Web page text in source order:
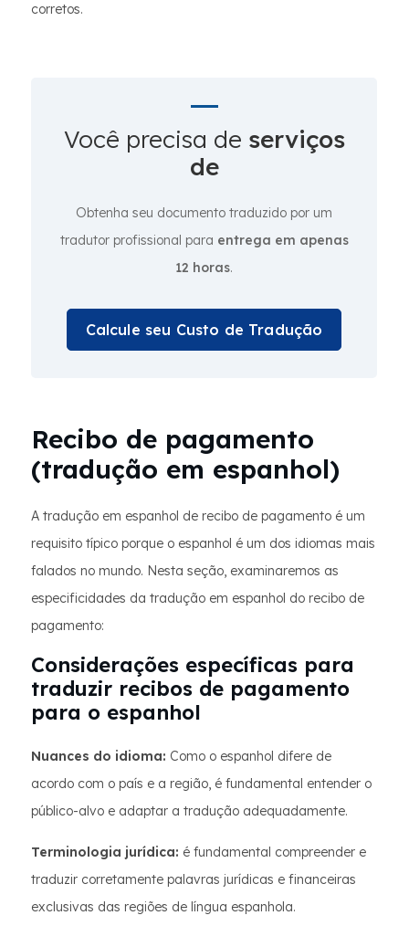
corretos.
Você precisa de serviços
de
Obtenha seu documento traduzido por um
tradutor profissional para entrega em apenas
12 horas.
Calcule seu Custo de Tradução
Recibo de pagamento
(tradução em espanhol)
A tradução em espanhol de recibo de pagamento é um
requisito típico porque o espanhol é um dos idiomas mais
falados no mundo. Nesta seção, examinaremos as
especificidades da tradução em espanhol do recibo de
pagamento:
Considerações específicas para
traduzir recibos de pagamento
para o espanhol
Nuances do idioma: Como o espanhol difere de
acordo com o país e a região, é fundamental entender o
público-alvo e adaptar a tradução adequadamente.
Terminologia jurídica: é fundamental compreender e
traduzir corretamente palavras jurídicas e financeiras
exclusivas das regiões de língua espanhola.